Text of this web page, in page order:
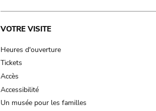
Main
navigation
VOTRE VISITE
Heures d'ouverture
Tickets
Accès
Accessibilité
Un musée pour les familles